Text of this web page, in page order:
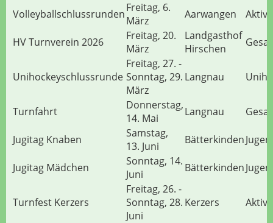
VolleyballschlussrundenFreitag, 6.
März
Aarwangen
HV Turnverein 2026
Freitag, 20.
März
Landgasthof
Hirschen
Unihockeyschlussrunde
Freitag, 27. -
Sonntag, 29.
März
Langnau
Turnfahrt
Donnerstag,
14. Mai
Langnau
Jugitag Knaben
Samstag,
13. Juni
Bätterkinden
Jugitag Mädchen
Sonntag, 14.
Juni
Bätterkinden
Turnfest Kerzers
Freitag, 26. -
Sonntag, 28.
Juni
Kerzers